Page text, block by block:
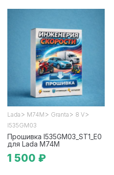
Lada > М74М > Granta > 8 V>
I535GM03
Прошивка I535GM03_ST1_E0
для Lada М74М
1 500 ₽